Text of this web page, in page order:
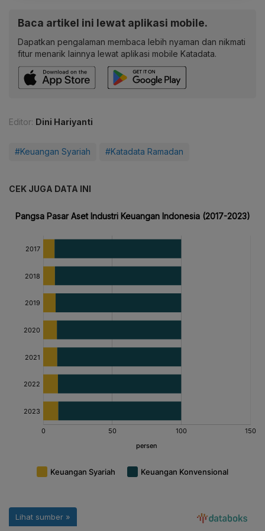
Baca artikel ini lewat aplikasi mobile.
Dapatkan pengalaman membaca lebih nyaman dan nikmati
fitur menarik lainnya lewat aplikasi mobile Katadata.
Editor: Dini Hariyanti
#Keuangan Syariah #Katadata Ramadan
CEK JUGA DATA INI